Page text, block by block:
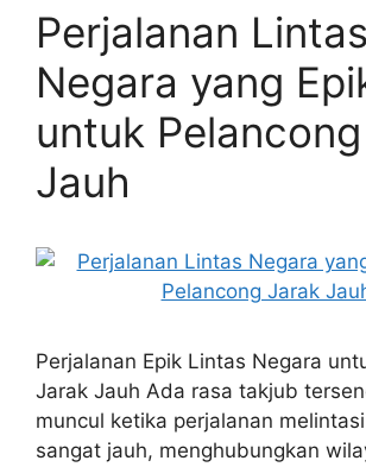
Perjalanan Lintas
Negara yang
untuk
Jauh
Perjalanan Epik Lintas Negara
Jarak Jauh Ada rasa takjub
muncul ketika perjalanan
sangat jauh, menghubungkan